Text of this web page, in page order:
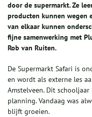
door de supermarkt. Ze
producten kunnen wegen
van elkaar kunnen
fijne samenwerking met
Rob van Ruiten.
De Supermarkt Safari is
en wordt als externe les
Amstelveen. Dit
planning. Vandaag was
blijft groeien.